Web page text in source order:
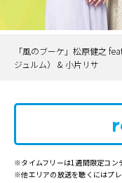
「風のブーケ」松原健之
ジュルム） & 小片リサ
※タイムフリーは1週間限定コン
※他エリアの放送を聴くにはプレ